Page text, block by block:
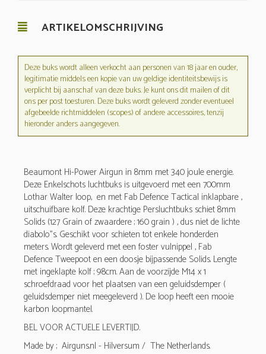
ARTIKELOMSCHRIJVING
Deze buks wordt alleen verkocht aan personen van 18 jaar en ouder,
legitimatie middels een kopie van uw geldige identiteitsbewijs is
verplicht bij aanschaf van deze buks. Je kunt ons dit mailen of dit
ons per post toesturen. Deze buks wordt geleverd zonder eventueel
afgebeelde richtmiddelen (scopes) of andere accessoires, tenzij
hieronder anders aangegeven.
Beaumont Hi-Power Airgun in 8mm met 340 joule energie.
Deze Enkelschots luchtbuks is uitgevoerd met een 700mm
Lothar Walter loop, en met Fab Defence Tactical inklapbare ,
uitschuifbare kolf. Deze krachtige Persluchtbuks schiet 8mm
Solids (127 Grain of zwaardere ; 160 grain ) , dus niet de lichte
diabolo"s. Geschikt voor schieten tot enkele honderden
meters. Wordt geleverd met een foster vulnippel , Fab
Defence Tweepoot en een doosje bijpassende Solids. Lengte
met ingeklapte kolf ; 98cm. Aan de voorzijde M14 x 1
schroefdraad voor het plaatsen van een geluidsdemper (
geluidsdemper niet meegeleverd ). De loop heeft een mooie
karbon loopmantel.
BEL VOOR ACTUELE LEVERTIJD.
Made by ; Airguns.nl - Hilversum / The Netherlands.